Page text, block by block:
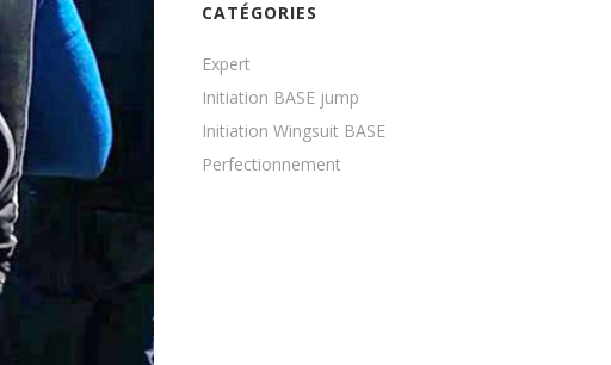
CATÉGORIES
Expert
Initiation BASE jump
Initiation Wingsuit BASE
Perfectionnement